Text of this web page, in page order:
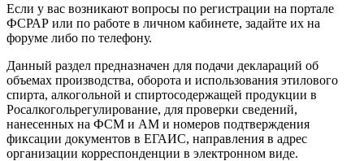
Если у вас возникают вопросы по регистрации на портале
ФСРАР или по работе в личном кабинете, задайте их на
форуме либо по телефону.
Данный раздел предназначен для подачи деклараций об
объемах производства, оборота и использования этилового
спирта, алкогольной и спиртосодержащей продукции в
Росалкогольрегулирование, для проверки сведений,
нанесенных на ФСМ и АМ и номеров подтверждения
фиксации документов в ЕГАИС, направления в адрес
организации корреспонденции в электронном виде.